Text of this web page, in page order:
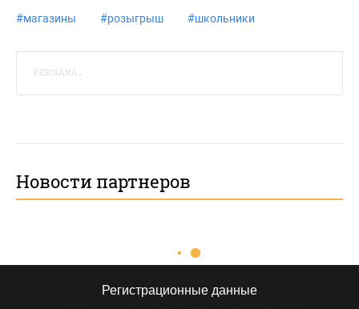
#магазины #розыгрыш #школьники
РЕКЛАМА.
Новости партнеров
Регистрационные данные